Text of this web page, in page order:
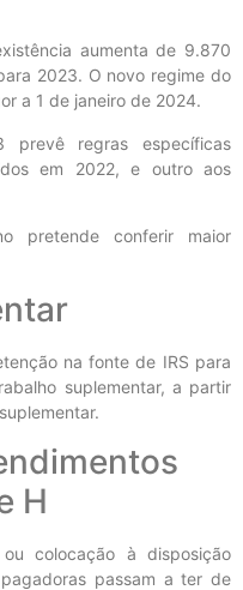
aumenta de 9.870
2023. O novo regime do
a 1 de janeiro de 2024.
regras específicas
em 2022, e outro aos
pretende conferir maior
na fonte de IRS para
suplementar, a partir
H
colocação à disposição
passam a ter de